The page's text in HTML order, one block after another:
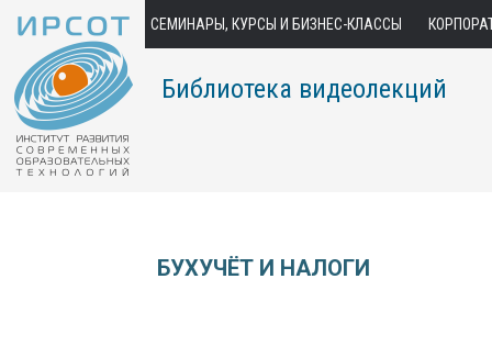
СЕМИНАРЫ, КУРСЫ И БИЗНЕС-КЛАССЫ
Библиотека видеолекций
БУХУЧЁТ И НАЛОГИ